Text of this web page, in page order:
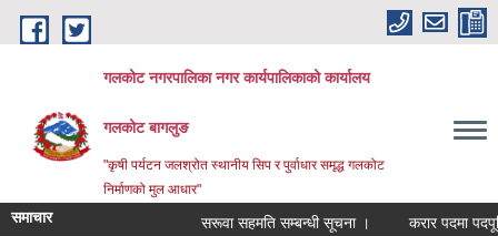
Skip to main content
गलकोट नगरपालिका नगर कार्यपालिकाको कार्यालय
गलकोट बागलुङ
"कृषी पर्यटन जलश्रोत स्थानीय सिप र पुर्वाधार समृद्ध गलकोट
निर्माणको मुल आधार"
समाचार सरूवा सहमति सम्बन्धी सूचना । करार पदमा